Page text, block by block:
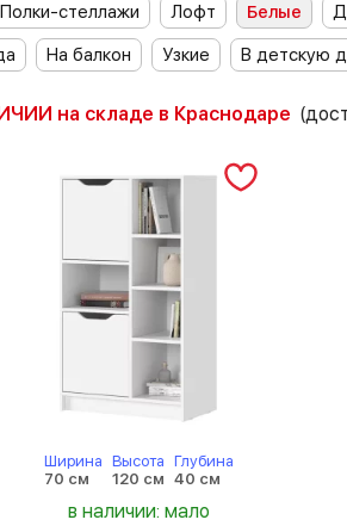
Полки-стеллажи Лофт Белые
На балкон Узкие В детскую
на складе в Краснодаре
Ширина
70 см
Высота
120 см
Глубина
40 см
в наличии: мало